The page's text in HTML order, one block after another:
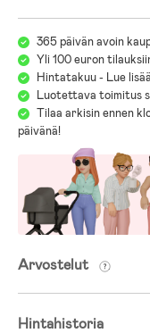
365 päivän avoin
Yli 100 euron
Hintatakuu - Lue
Luotettava toimitus
Tilaa arkisin ennen
päivänä!
Arvostelut
Hintahistoria